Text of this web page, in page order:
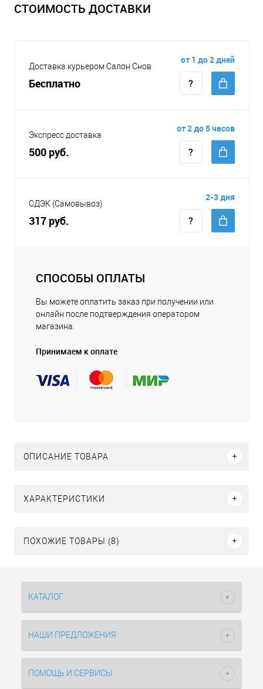
СТОИМОСТЬ ДОСТАВКИ
Доставка курьером Салон Снов
Бесплатно
от 1 до 2 дней
Экспресс доставка
500 руб.
от 2 до 5 часов
СДЭК (Самовывоз)
317 руб.
2-3 дня
СПОСОБЫ ОПЛАТЫ
Вы можете оплатить заказ при получении или
онлайн после подтверждения оператором
магазина.
Принимаем к оплате
ОПИСАНИЕ ТОВАРА
ХАРАКТЕРИСТИКИ
ПОХОЖИЕ ТОВАРЫ (8)
КАТАЛОГ
НАШИ ПРЕДЛОЖЕНИЯ
ПОМОЩЬ И СЕРВИСЫ